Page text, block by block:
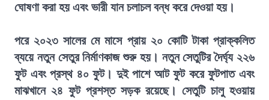
ঘোষণা করা হয় এবং ভারী যান চলাচল বন্ধ করে দেওয়া হয়।
পরে ২০২৩ সালের মে মাসে প্রায় ২০ কোটি টাকা প্রাক্কলিত
ব্যয়ে নতুন সেতুর নির্মাণকাজ শুরু হয়। নতুন সেতুটির দৈর্ঘ্য ২২৬
ফুট এবং প্রস্থ ৪০ ফুট। দুই পাশে আট ফুট করে ফুটপাত এবং
মাঝখানে ২৪ ফুট প্রশস্ত সড়ক রয়েছে। সেতুটি চালু হওয়ায়